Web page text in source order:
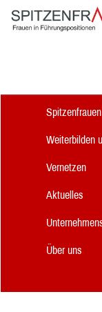
Zum Hauptinhalt
Weiterbilden
Vernetzen
Aktuelles
Über uns